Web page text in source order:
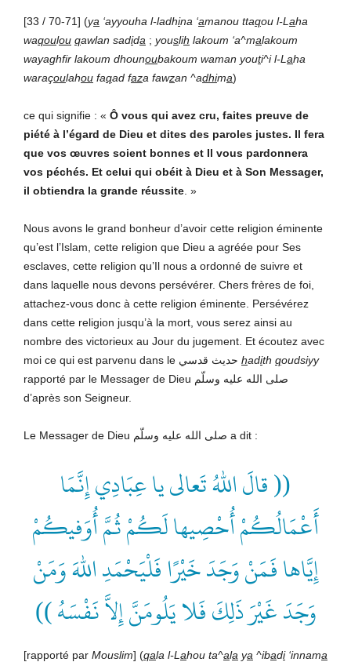
[33 / 70-71] (ya ‘ayyouha l-ladhina ‘amanou ttaqou l-L aha
waqoulou qawlan sadida ; youslih lakoum ‘a^malakoum
wayaghfir lakoum dhounoubakoum waman youti^i l-L aha
waraçoulahou faqad faza fawzan ^adhima)
ce qui signifie : « Ô vous qui avez cru, faites preuve de
piété à l’égard de Dieu et dites des paroles justes. Il fera
que vos œuvres soient bonnes et Il vous pardonnera
vos péchés. Et celui qui obéit à Dieu et à Son Messager,
il obtiendra la grande réussite . »
Nous avons le grand bonheur d’avoir cette religion éminente
qu’est l’Islam, cette religion que Dieu a agréée pour Ses
esclaves, cette religion qu’Il nous a ordonné de suivre et
dans laquelle nous devons persévérer. Chers frères de foi,
attachez-vous donc à cette religion éminente. Persévérez
dans cette religion jusqu’à la mort, vous serez ainsi au
nombre des victorieux au Jour du jugement. Et écoutez avec
moi ce qui est parvenu dans le حديث قدسي hadith qoudsiyy
rapporté par le Messager de Dieu صلى الله عليه وسلّم
d’après son Seigneur.
Le Messager de Dieu صلى الله عليه وسلّم a dit :
(( قالَ اللهُ تَعالى يا عِبَادِي إِنَّمَا
أَعْمَالُكُمْ أُحْصِيها لَكُمْ ثُمَّ أُوَفيكُمْ
إِيَّاها فَمَنْ وَجَدَ خَيْرًا فَلْيَحْمَدِ اللهَ وَمَنْ
وَجَدَ غَيْرَ ذَلِكَ فَلا يَلُومَنَّ إِلاَّ نَفْسَهُ ))
[rapporté par Mouslim] (qala l-L ahou ta^ala ya ^ibadi‘innama